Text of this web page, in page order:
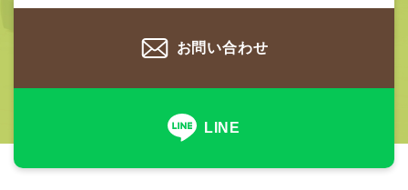
お問い合わせ
LINE